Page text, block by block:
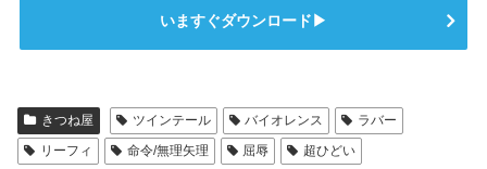
いますぐダウンロード▶
きつね屋 ツインテール バイオレンス
ラバー
リーフィ
命令/無理矢理 屈辱 超ひどい